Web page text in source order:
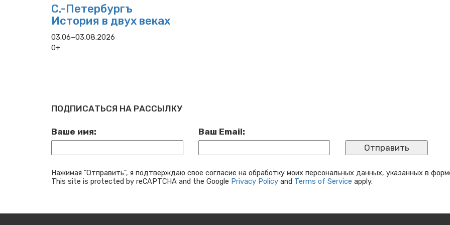
С.-Петербургъ
История в двух веках
03.06–03.08.2026
0+
ПОДПИСАТЬСЯ НА РАССЫЛКУ
Ваше имя: Ваш Email:
Нажимая "Отправить", я подтверждаю свое согласие на обработку моих персональных данных, указанных в
This site is protected by reCAPTCHA and the Google Privacy Policy and Terms of Service apply.